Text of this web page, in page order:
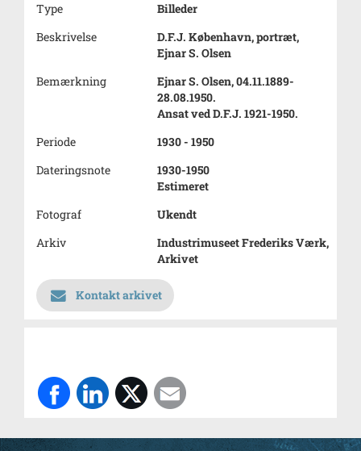
Type
Billeder
Beskrivelse
D.F.J. København, portræt,
Ejnar S. Olsen
Bemærkning
Ejnar S. Olsen, 04.11.1889-
28.08.1950.
Ansat ved D.F.J. 1921-1950.
Periode
1930 - 1950
Dateringsnote
1930-1950
Estimeret
Fotograf
Ukendt
Arkiv
Industrimuseet Frederiks Værk,
Arkivet
Kontakt arkivet